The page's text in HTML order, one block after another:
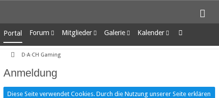
Portal Forum
Unerledigte Themen
Mitglieder
Letzte Aktivitäten
Galerie
Alben
Kalender
Wochenansicht
D·A·CH Gaming
Anmeldung
Diese Seite verwendet Cookies. Durch die Nutzung unserer Seite erklären